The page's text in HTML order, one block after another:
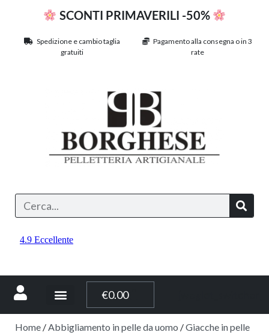
SCONTI PRIMAVERILI -50%
Spedizione e cambio taglia
gratuiti
Pagamento alla consegna o in 3
rate
€0.00
Home /Abbigliamento in pelle da uomo /Giacche in pelle